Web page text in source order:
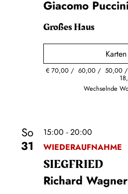
Giacomo Puccini
Großes Haus
Karten
€ 70,00 60,00 50,00
Wechselnde
So
31
15:00 - 20:00
WIEDERAUFNAHME
SIEG­FRIED
Richard Wagner